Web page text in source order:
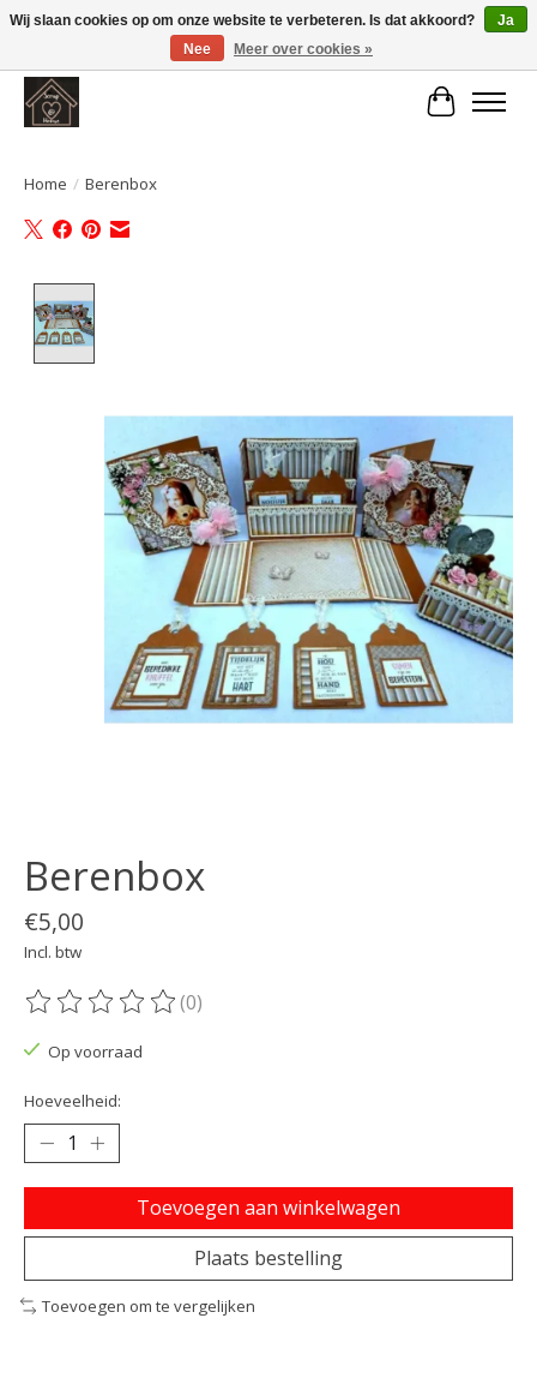
Large selection of products and fast shipping!
Home / Berenbox
Berenbox
€5,00
Incl. btw
De beoordeling van dit product is
(0)
Op voorraad
Hoeveelheid:
Toevoegen aan winkelwagen
Plaats bestelling
Toevoegen om te vergelijken
Wij slaan cookies op om onze website te verbeteren. Is dat akkoord?
Ja
Nee
Meer over cookies »